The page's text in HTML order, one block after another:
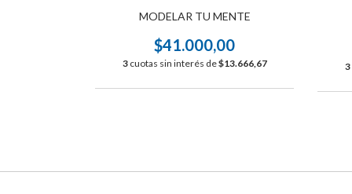
MODELAR TU MENTE
$41.000,00
3 cuotas sin interés de$13.666,67 3